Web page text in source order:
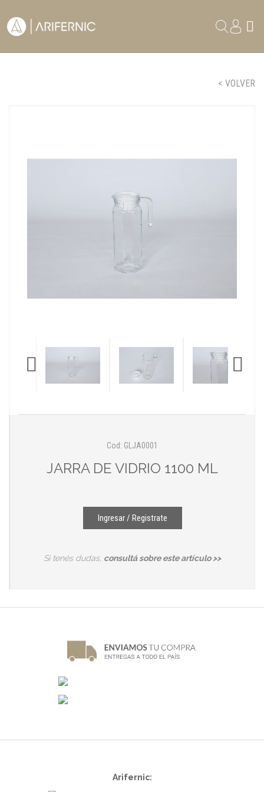
< VOLVER
Cod: GLJA0001
JARRA DE VIDRIO 1100 ML
Ingresar / Registrate
Si tenés dudas, consultá sobre este artículo >>
Arifernic: